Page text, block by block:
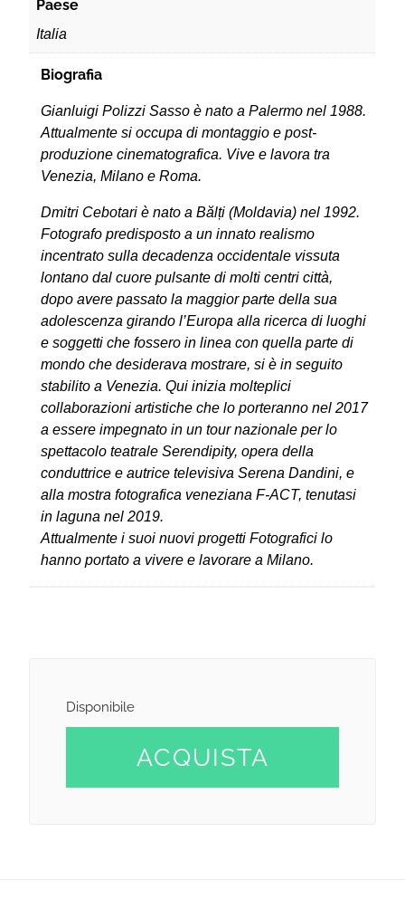
Paese
Italia
Biografia
Gianluigi Polizzi Sasso è nato a Palermo nel 1988.
Attualmente si occupa di montaggio e post-
produzione cinematografica. Vive e lavora tra
Venezia, Milano e Roma.
Dmitri Cebotari è nato a Bălți (Moldavia) nel 1992.
Fotografo predisposto a un innato realismo
incentrato sulla decadenza occidentale vissuta
lontano dal cuore pulsante di molti centri città,
dopo avere passato la maggior parte della sua
adolescenza girando l’Europa alla ricerca di luoghi
e soggetti che fossero in linea con quella parte di
mondo che desiderava mostrare, si è in seguito
stabilito a Venezia. Qui inizia molteplici
collaborazioni artistiche che lo porteranno nel 2017
a essere impegnato in un tour nazionale per lo
spettacolo teatraleSerendipity, opera della
conduttrice e autrice televisiva Serena Dandini, e
alla mostra fotografica venezianaF-ACT, tenutasi
in laguna nel 2019.
Attualmente i suoi nuovi progetti Fotografici lo
hanno portato a vivere e lavorare a Milano.
Disponibile
ACQUISTA